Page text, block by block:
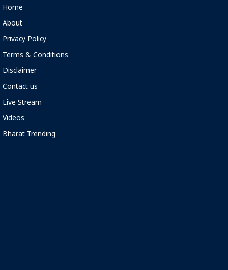
Home
About
Privacy Policy
Terms & Conditions
Disclaimer
Contact us
Live Stream
Videos
Bharat Trending